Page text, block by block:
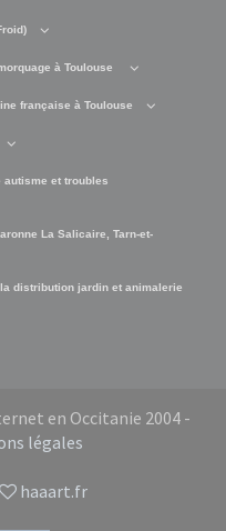
à Toulouse
française à Toulouse
et troubles
La Salicaire, Tarn-et-
distribution jardin et animalerie
en Occitanie 2004 -
légales
haaart.fr